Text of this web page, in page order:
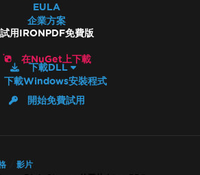
EULA
企業方案
試用IRONPDF免費版
在NuGet上下載
下載DLL
下載Windows安裝程式
開始免費試用
影片